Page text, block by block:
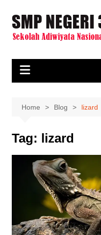
content
Home Blog lizard
Tag: lizard